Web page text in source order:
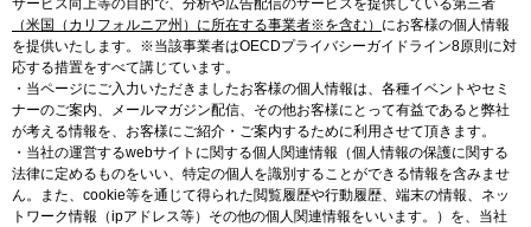
サービス向上等の目的で、分析や広告配信のサービスを提供している第三者
（米国（カリフォルニア州）に所在する事業者※を含む） にお客様の個人情報
を提供いたします。※当該事業者はOECDプライバシーガイドライン8原則に対
応する措置をすべて講じています。
・当ページにご入力いただきましたお客様の個人情報は、各種イベントやセミ
ナーのご案内、メールマガジン配信、その他お客様にとって有益であると弊社
が考える情報を、お客様にご紹介・ご案内するために利用させて頂きます。
・当社の運営するwebサイトに関する個人関連情報（個人情報の保護に関する
法律に定めるものをいい、特定の個人を識別することができる情報を含みませ
ん。また、cookie等を通じて得られた閲覧履歴や行動履歴、端末の情報、ネッ
トワーク情報（ipアドレス等）その他の個人関連情報をいいます。）を、当社